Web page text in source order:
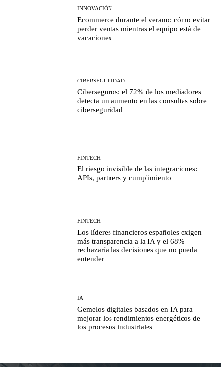
INNOVACIÓN
Ecommerce durante el verano: cómo evitar
perder ventas mientras el equipo está de
vacaciones
CIBERSEGURIDAD
Ciberseguros: el 72% de los mediadores
detecta un aumento en las consultas sobre
ciberseguridad
FINTECH
El riesgo invisible de las integraciones:
APIs, partners y cumplimiento
FINTECH
Los líderes financieros españoles exigen
más transparencia a la IA y el 68%
rechazaría las decisiones que no pueda
entender
IA
Gemelos digitales basados en IA para
mejorar los rendimientos energéticos de
los procesos industriales